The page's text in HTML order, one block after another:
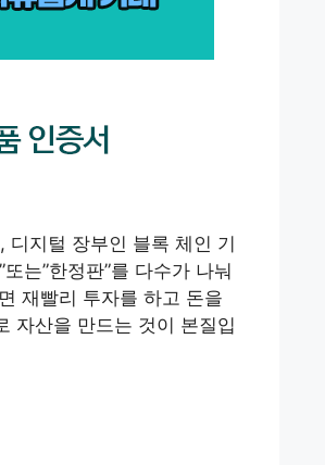
지털 장부인 블록 체인 기
는”한정판”를 다수가 나눠
재빨리 투자를 하고 돈을
자산을 만드는 것이 본질입